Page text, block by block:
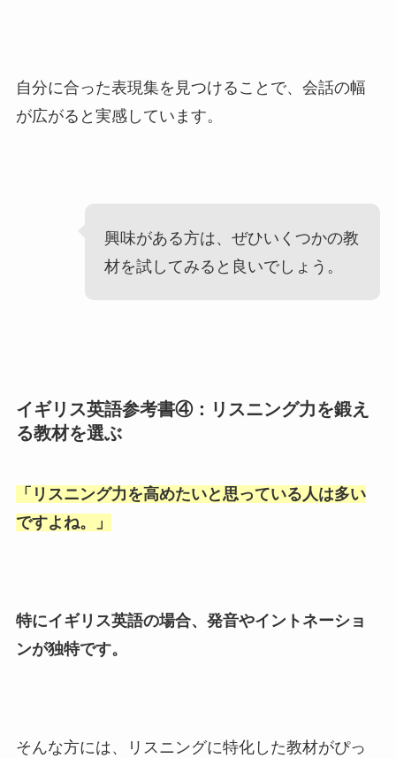
自分に合った表現集を見つけることで、会話の幅
が広がると実感しています。
興味がある方は、ぜひいくつかの教
材を試してみると良いでしょう。
イギリス英語参考書④：リスニング力を鍛え
る教材を選ぶ
「 リスニング力を高めたいと思っている人は多い
ですよね。
」
特にイギリス英語の場合、発音やイントネーショ
ンが独特です。
そんな方には、リスニングに特化した教材がぴっ